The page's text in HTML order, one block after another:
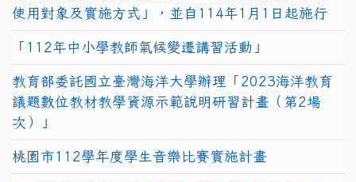
使用對象及實施方式」，並自114年1月1日起施行
「112年中小學教師氣候變遷講習活動」
教育部委託國立臺灣海洋大學辦理「2023海洋教育
議題數位教材教學資源示範說明研習計畫（第2場
次）」
桃園市112學年度學生音樂比賽實施計畫